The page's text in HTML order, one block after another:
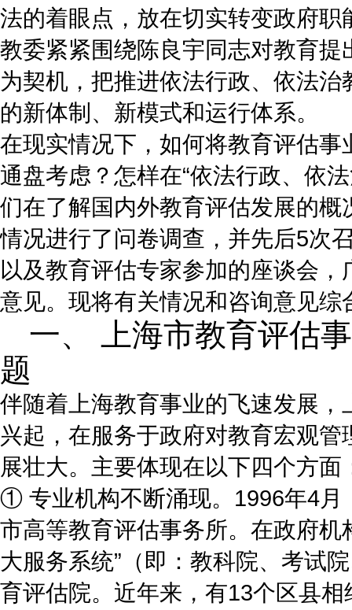
法的着眼点，放在切实转变政府
教委紧紧围绕陈良宇同志对教育提
为契机，把推进依法行政、依法
的新体制、新模式和运行体系。
在现实情况下，如何将教育评估
通盘考虑？怎样在“依法行政、依
们在了解国内外教育评估发展的
情况进行了问卷调查，并先后5次
以及教育评估专家参加的座谈会
意见。现将有关情况和咨询意见综
一、 上海市教育评估
题
伴随着上海教育事业的飞速发展
兴起，在服务于政府对教育宏观
展壮大。主要体现在以下四个方面
① 专业机构不断涌现。1996年4
市高等教育评估事务所。在政府
大服务系统”（即：教科院、考试
育评估院。近年来，有13个区县